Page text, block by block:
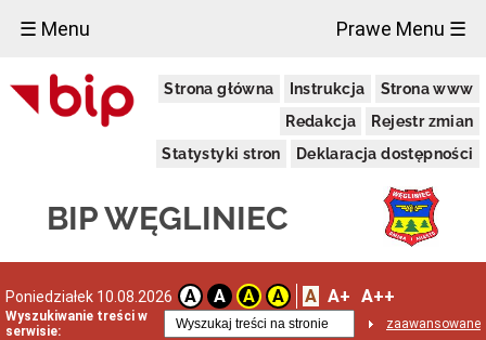
☰ Menu Prawe Menu ☰
Strona główna Instrukcja
Strona www
Redakcja
Rejestr zmian
Statystyki stron
Deklaracja dostępności
BIP WĘGLINIEC
Poniedziałek 10.08.2026 A A A A A A+ A++
Wyszukiwanie treści w
serwisie:
zaawansowane
Urząd
Miasta
RODO
adresowe
i
otwarcia
Regulamin
×